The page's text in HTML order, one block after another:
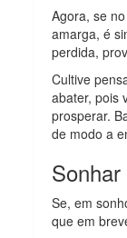
Agora, se
amarga, é
perdida,
Cultive
abater, pois
prosperar.
de modo a
Se, em
que em